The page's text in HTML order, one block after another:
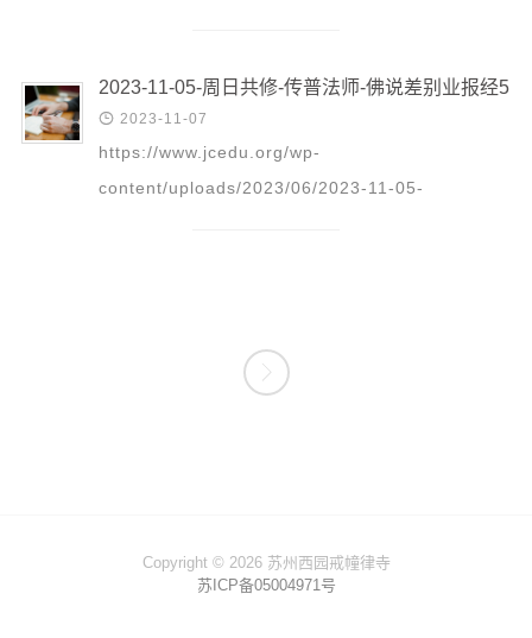
请点击：这里
2023-11-05-周日共修-传普法师-佛说差别业报经5
 2023-11-07
https://www.jcedu.org/wp-
content/uploads/2023/06/2023-11-05-

Copyright © 2026 苏州西园戒幢律寺
苏ICP备05004971号